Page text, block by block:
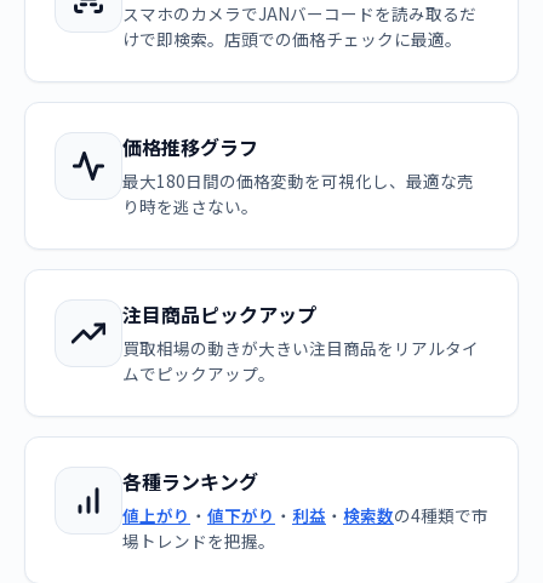
スマホのカメラでJANバーコードを読み取るだ
けで即検索。店頭での価格チェックに最適。
価格推移グラフ
最大180日間の価格変動を可視化し、最適な売
り時を逃さない。
注目商品ピックアップ
買取相場の動きが大きい注目商品をリアルタイ
ムでピックアップ。
各種ランキング
値上がり ・ 値下がり ・ 利益 ・ 検索数の4種類で市
場トレンドを把握。